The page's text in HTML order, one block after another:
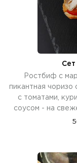
Сет
Ростбиф с
пикантная чоризо
с томатами,
соусом - на